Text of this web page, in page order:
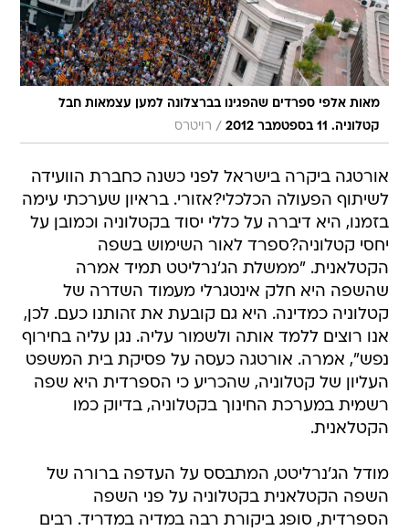
מאות אלפי ספרדים שהפגינו בברצלונה למען עצמאות חבל
קטלוניה. 11 בספטמבר 2012
/ רויטרס
אורטגה ביקרה בישראל לפני כשנה כחברת הוועידה
בזמנו, היא דיברה על כללי יסוד בקטלוניה וכמובן על
יחסי קטלוניה?ספרד לאור השימוש בשפה
הקטלאנית. "ממשלת הג'נרליטט תמיד אמרה
שהשפה היא חלק אינטגרלי מעמוד השדרה של
קטלוניה כמדינה. היא גם קובעת את זהותנו כעם. לכן,
אנו רוצים ללמד אותה ולשמור עליה. נגן עליה בחירוף
נפש", אמרה. אורטגה כעסה על פסיקת בית המשפט
העליון של קטלוניה, שהכריע כי הספרדית היא שפה
רשמית במערכת החינוך בקטלוניה, בדיוק כמו
הקטלאנית.
מודל הג'נרליטט, המתבסס על העדפה ברורה של
הספרדית, סופג ביקורת רבה במדיה במדריד. רבים
בבירה הספרדית מתלוננים על "אפליה" נגד השפה
הספרדית בבתי הספר, באוניברסיטאות, ואף